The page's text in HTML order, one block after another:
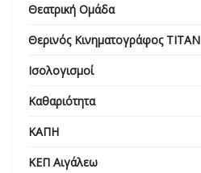
Θεατρική Ομάδα
Θερινός Κινηματογράφος ΤΙΤΑΝ
Ισολογισμοί
Καθαριότητα
ΚΑΠΗ
ΚΕΠ Αιγάλεω